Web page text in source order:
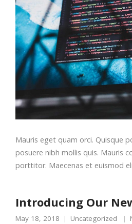
Mauris eget quam orci. Quisque
posuere nibh mollis quis. Mauris
porttitor. Maecenas et euismod
Introducing Our
May 18, 2018 Uncategorized